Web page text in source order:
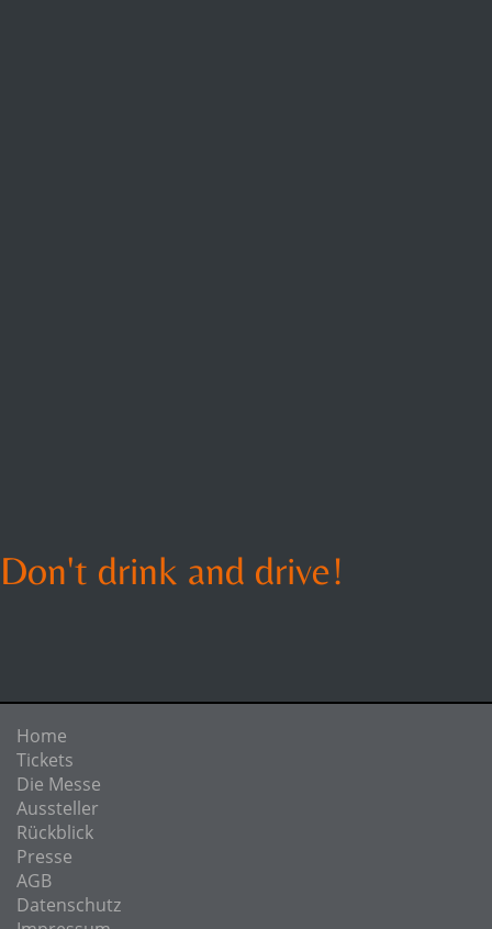
Don't drink and drive!
Home
Tickets
Die Messe
Aussteller
Rückblick
Presse
AGB
Datenschutz